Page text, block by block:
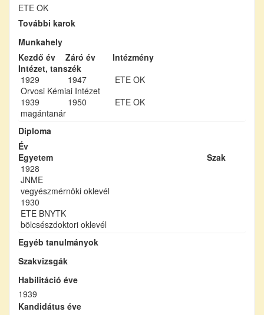
ETE OK
További karok
Munkahely
Kezdő év
Záró év
Intézmény
Intézet, tanszék
1929
1947
ETE OK
Orvosi Kémiai Intézet
1939
1950
ETE OK
magántanár
Diploma
Év
Egyetem
Szak
1928
JNME
vegyészmérnöki oklevél
1930
ETE BNYTK
bölcsészdoktori oklevél
Egyéb tanulmányok
Szakvizsgák
Habilitáció éve
1939
Kandidátus éve